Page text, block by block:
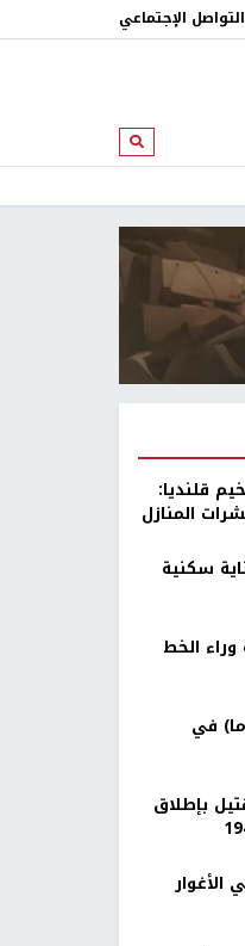
التواصل الإجتماعي
ابحث
قلنديا:
المنازل
سكنية
الخط
مواطن (34 عاما) في
بإطلاق